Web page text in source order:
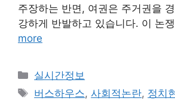
주장하는 반면, 여권은 주거권을
강하게 반발하고 있습니다. 이 논
more
Categories
실시간정보
Tags
버스하우스,사회적논란, 정치